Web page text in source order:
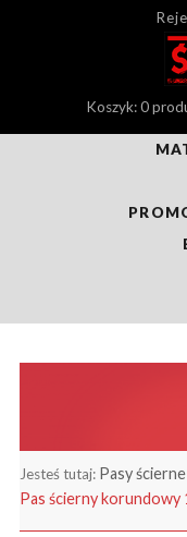
Koszyk: 0
Jesteś tutaj: Pasy ścierne
Pas ścierny korundowy